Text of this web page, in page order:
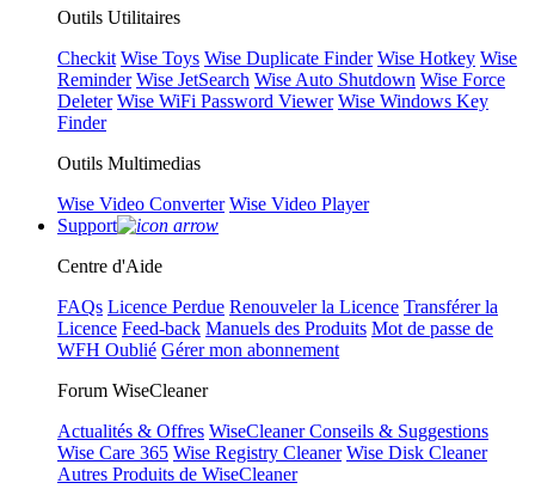
Outils Utilitaires
Checkit Wise Toys Wise Duplicate Finder Wise Hotkey Wise
Reminder Wise JetSearch Wise Auto Shutdown Wise Force
Deleter Wise WiFi Password Viewer Wise Windows Key
Finder
Outils Multimedias
Wise Video Converter Wise Video Player
Support
Centre d'Aide
FAQs Licence Perdue Renouveler la Licence Transférer la
Licence Feed-back Manuels des Produits Mot de passe de
WFH Oublié Gérer mon abonnement
Forum WiseCleaner
Actualités & Offres WiseCleaner Conseils & Suggestions
Wise Care 365 Wise Registry Cleaner Wise Disk Cleaner
Autres Produits de WiseCleaner